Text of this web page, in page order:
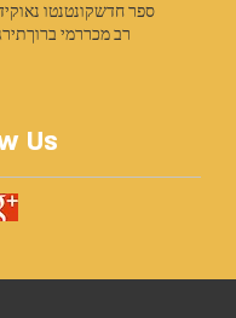
ספר חדשקונטנטו נאו
רב מכררמי ברוך
Us